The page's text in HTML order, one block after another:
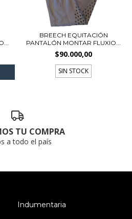
BREECH EQUITACIÓN
PANTALÓN MONTAR FLUXIO...
$90.000,00
SIN STOCK
TU COMPRA
a todo el país
Indumentaria